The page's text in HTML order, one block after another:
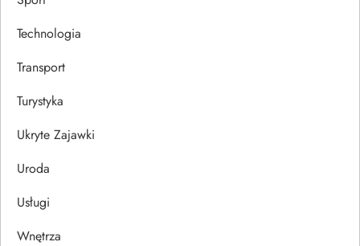
Technologia
Transport
Turystyka
Ukryte Zajawki
Uroda
Usługi
Wnętrza